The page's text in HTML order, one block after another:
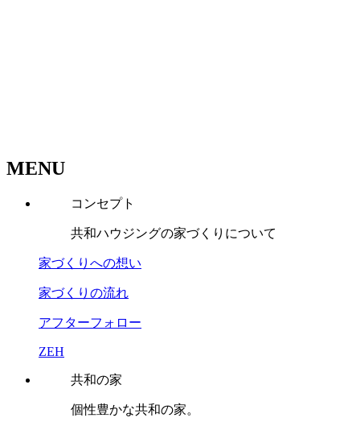
MENU
コンセプト
共和ハウジングの家づくりについて
家づくりへの想い
家づくりの流れ
アフターフォロー
ZEH
共和の家
個性豊かな共和の家。